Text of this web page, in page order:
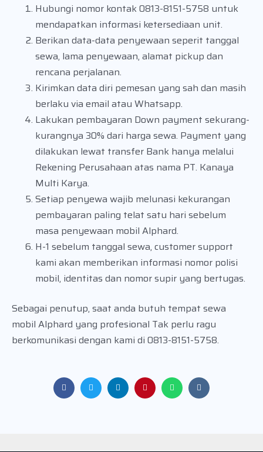
Hubungi nomor kontak 0813-8151-5758 untuk
mendapatkan informasi ketersediaan unit.
Berikan data-data penyewaan seperit tanggal
sewa, lama penyewaan, alamat pickup dan
rencana perjalanan.
Kirimkan data diri pemesan yang sah dan masih
berlaku via email atau Whatsapp.
Lakukan pembayaran Down payment sekurang-
kurangnya 30% dari harga sewa. Payment yang
dilakukan lewat transfer Bank hanya melalui
Rekening Perusahaan atas nama PT. Kanaya
Multi Karya.
Setiap penyewa wajib melunasi kekurangan
pembayaran paling telat satu hari sebelum
masa penyewaan mobil Alphard.
H-1 sebelum tanggal sewa, customer support
kami akan memberikan informasi nomor polisi
mobil, identitas dan nomor supir yang bertugas.
Sebagai penutup, saat anda butuh tempat sewa
mobil Alphard yang profesional Tak perlu ragu
berkomunikasi dengan kami di 0813-8151-5758.